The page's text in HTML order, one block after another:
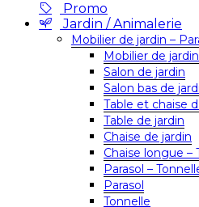
Promo
Jardin / Animalerie
Mobilier de jardin –
Mobilier de jardin
Salon de jardin
Salon bas de
Table et chaise
Table de jardin
Chaise de jardin
Chaise longue –
Parasol –
Parasol
Tonnelle